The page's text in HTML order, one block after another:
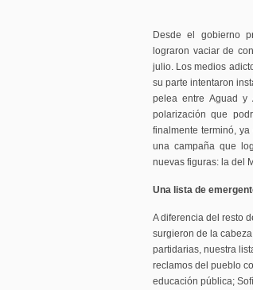
Desde el gobierno
lograron vaciar de
julio. Los medios
su parte intentaron
pelea entre Aguad y
polarización que
finalmente terminó,
una campaña que
nuevas figuras: la del
Una lista de
A diferencia del resto
surgieron de la
partidarias, nuestra
reclamos del pueblo
educación pública;